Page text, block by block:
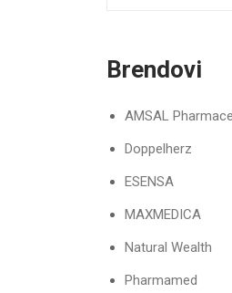
Brendovi
AMSAL
Doppelherz
ESENSA
MAXMEDICA
Natural Wealth
Pharmamed